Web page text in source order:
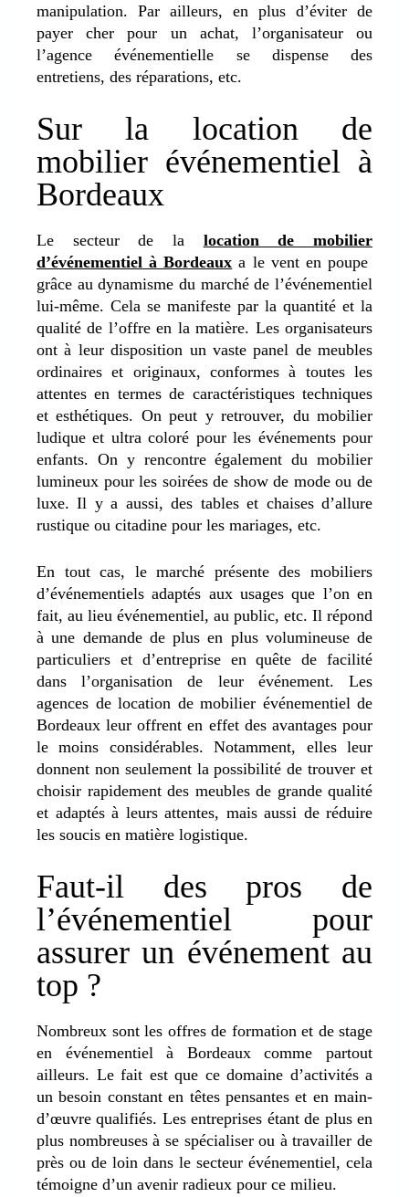
manipulation. Par ailleurs, en plus d’éviter de
payer cher pour un achat, l’organisateur ou
l’agence événementielle se dispense des
entretiens, des réparations, etc.
Sur la location de
mobilier événementiel à
Bordeaux
Le secteur de la location de mobilier
d’événementiel à Bordeaux a le vent en poupe
grâce au dynamisme du marché de l’événementiel
lui-même. Cela se manifeste par la quantité et la
qualité de l’offre en la matière. Les organisateurs
ont à leur disposition un vaste panel de meubles
ordinaires et originaux, conformes à toutes les
attentes en termes de caractéristiques techniques
et esthétiques. On peut y retrouver, du mobilier
ludique et ultra coloré pour les événements pour
enfants. On y rencontre également du mobilier
lumineux pour les soirées de show de mode ou de
luxe. Il y a aussi, des tables et chaises d’allure
rustique ou citadine pour les mariages, etc.
En tout cas, le marché présente des mobiliers
d’événementiels adaptés aux usages que l’on en
fait, au lieu événementiel, au public, etc. Il répond
à une demande de plus en plus volumineuse de
particuliers et d’entreprise en quête de facilité
dans l’organisation de leur événement. Les
agences de location de mobilier événementiel de
Bordeaux leur offrent en effet des avantages pour
le moins considérables. Notamment, elles leur
donnent non seulement la possibilité de trouver et
choisir rapidement des meubles de grande qualité
et adaptés à leurs attentes, mais aussi de réduire
les soucis en matière logistique.
Faut-il des pros de
l’événementiel pour
assurer un événement au
top ?
Nombreux sont les offres de formation et de stage
en événementiel à Bordeaux comme partout
ailleurs. Le fait est que ce domaine d’activités a
un besoin constant en têtes pensantes et en main-
d’œuvre qualifiés. Les entreprises étant de plus en
plus nombreuses à se spécialiser ou à travailler de
près ou de loin dans le secteur événementiel, cela
témoigne d’un avenir radieux pour ce milieu.